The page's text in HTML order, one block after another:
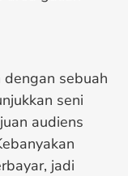
sebuah
seni
audiens
jadi